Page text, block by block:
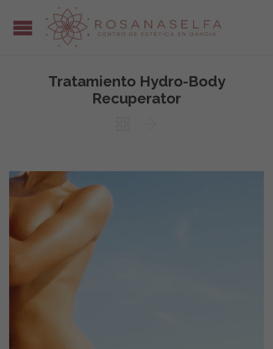
Tratamiento Hydro-Body
Recuperator